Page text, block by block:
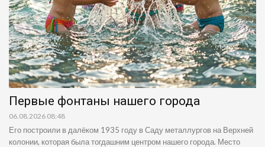
Первые фонтаны нашего города
06.08.2026 08:48
Его построили в далёком 1935 году в Саду металлургов на Верхней
колонии, которая была тогдашним центром нашего города. Место